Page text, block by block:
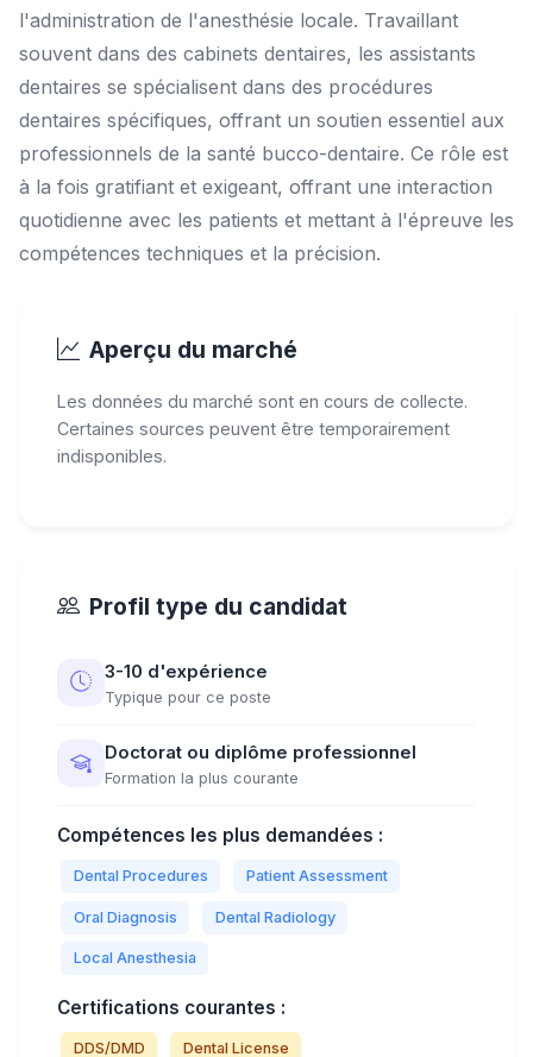
l'administration de l'anesthésie locale. Travaillant
souvent dans des cabinets dentaires, les assistants
dentaires se spécialisent dans des procédures
dentaires spécifiques, offrant un soutien essentiel aux
professionnels de la santé bucco-dentaire. Ce rôle est
à la fois gratifiant et exigeant, offrant une interaction
quotidienne avec les patients et mettant à l'épreuve les
compétences techniques et la précision.
Aperçu du marché
Les données du marché sont en cours de collecte.
Certaines sources peuvent être temporairement
indisponibles.
Profil type du candidat
3-10 d'expérience
Typique pour ce poste
Doctorat ou diplôme professionnel
Formation la plus courante
Compétences les plus demandées :
Dental Procedures Patient Assessment
Oral Diagnosis Dental Radiology
Local Anesthesia
Certifications courantes :
DDS/DMD Dental License